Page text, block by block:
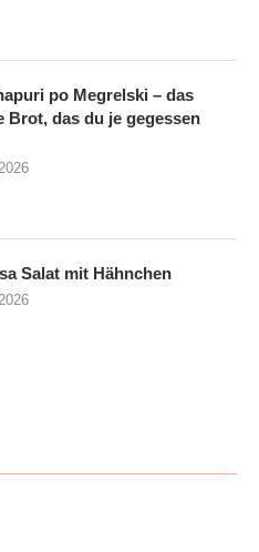
po Megrelski – das
Brot, das du je gegessen
Salat mit Hähnchen